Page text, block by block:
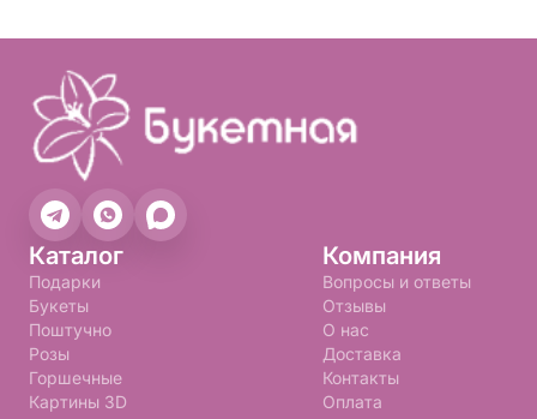
Каталог
Подарки
Букеты
Поштучно
Розы
Горшечные
Картины 3D
Компания
Вопросы и ответы
Отзывы
О нас
Доставка
Контакты
Оплата